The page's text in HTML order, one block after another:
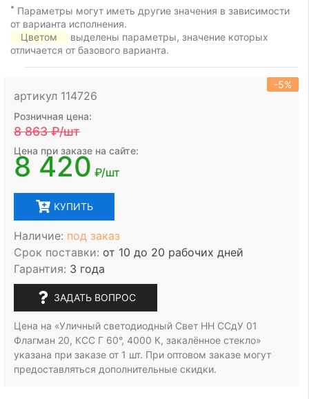
* Параметры могут иметь другие значения в зависимости
от варианта исполнения.
Цветом
выделены параметры, значение которых
отличается от базового варианта.
артикул 114726
-5%
Розничная цена:
8 863₽/шт
Цена при заказе на сайте:
8 420 ₽/шт
КУПИТЬ
Наличие: под заказ
Срок поставки: от 10 до 20 рабочих дней
Гарантия: 3 года
ЗАДАТЬ ВОПРОС
Цена на «Уличный светодиодный Свет НН ССдУ 01
Флагман 20, КСС Г 60°, 4000 К, закалённое стекло»
указана при заказе от 1 шт. При оптовом заказе могут
предоставляться дополнительные скидки.